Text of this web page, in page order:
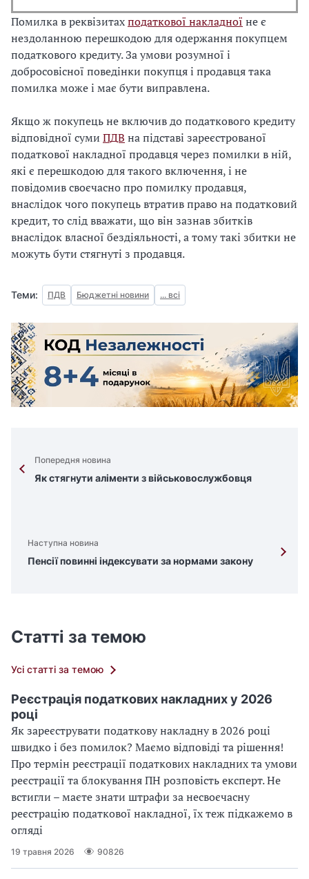
Помилка в реквізитахподаткової накладної не є
нездоланною перешкодою для одержання покупцем
податкового кредиту. За умови розумної і
добросовісної поведінки покупця і продавця така
помилка може і має бути виправлена.
Якщо ж покупець не включив до податкового кредиту
відповідної суми ПДВ на підставі зареєстрованої
податкової накладної продавця через помилки в ній,
які є перешкодою для такого включення, і не
повідомив своєчасно про помилку продавця,
внаслідок чого покупець втратив право на податковий
кредит, то слід вважати, що він зазнав збитків
внаслідок власної бездіяльності, а тому такі збитки не
можуть бути стягнуті з продавця.
Теми: ПДВ Бюджетні новини ... всі
Попередня новина
Як стягнути аліменти з військовослужбовця
Наступна новина
Пенсії повинні індексувати за нормами закону
Статті за темою
Усі статті за темою
Реєстрація податкових накладних у 2026
році
Як зареєструвати податкову накладну в 2026 році
швидко і без помилок? Маємо відповіді та рішення!
Про термін реєстрації податкових накладних та умови
реєстрації та блокування ПН розповість експерт. Не
встигли – маєте знати штрафи за несвоєчасну
реєстрацію податкової накладної, їх теж підкажемо в
огляді
19 травня 2026 90826